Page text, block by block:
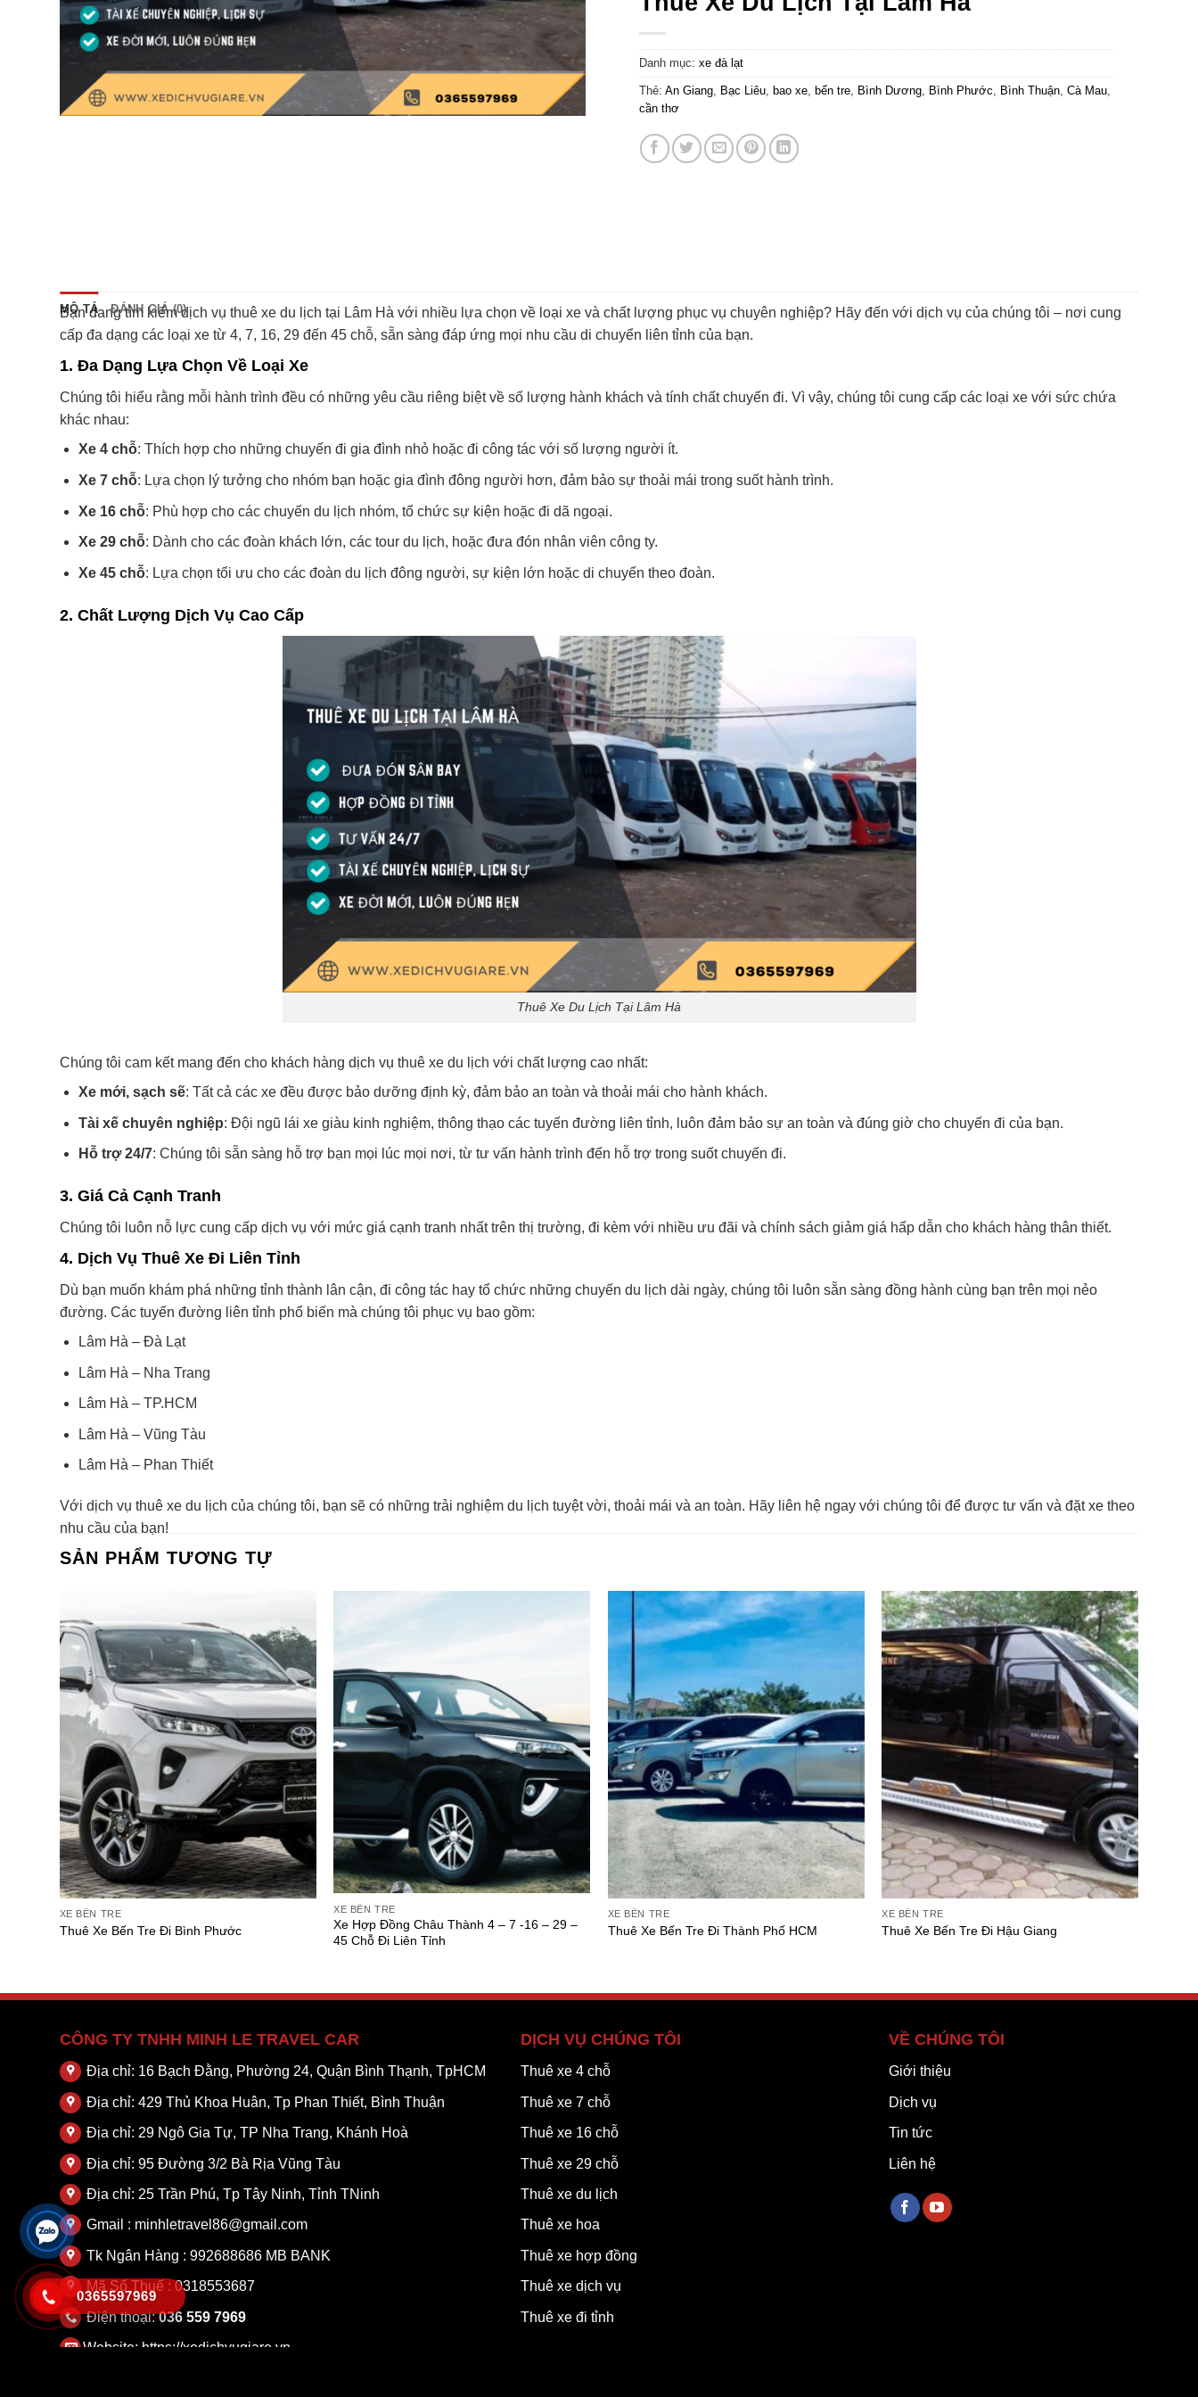
Danh mục: xe đà lạt
Thẻ: An Giang, Bạc Liêu, bao xe, bến tre, Bình Dương, Bình Phước Bình Thuận, Cà Mau,
cần thơ
MÔ TẢ ĐÁNH GIÁ (0)
Bạn đang tìm kiếm dịch vụ thuê xe du lịch tại Lâm Hà với nhiều lựa chọn về loại xe và chất lượng phục vụ chuyên nghiệp? Hãy đến với dịch vụ của chúng tôi – nơi cung
cấp đa dạng các loại xe từ 4, 7, 16, 29 đến 45 chỗ, sẵn sàng đáp ứng mọi nhu cầu di chuyển liên tỉnh của bạn.
1. Đa Dạng Lựa Chọn Về Loại Xe
Chúng tôi hiểu rằng mỗi hành trình đều có những yêu cầu riêng biệt về số lượng hành khách và tính chất chuyến đi. Vì vậy, chúng tôi cung cấp các loại xe với sức chứa
khác nhau:
Xe 4 chỗ: Thích hợp cho những chuyến đi gia đình nhỏ hoặc đi công tác với số lượng người ít.
Xe 7 chỗ: Lựa chọn lý tưởng cho nhóm bạn hoặc gia đình đông người hơn, đảm bảo sự thoải mái trong suốt hành trình.
Xe 16 chỗ: Phù hợp cho các chuyến du lịch nhóm, tổ chức sự kiện hoặc đi dã ngoại.
Xe 29 chỗ: Dành cho các đoàn khách lớn, các tour du lịch, hoặc đưa đón nhân viên công ty.
Xe 45 chỗ: Lựa chọn tối ưu cho các đoàn du lịch đông người, sự kiện lớn hoặc di chuyển theo đoàn.
2. Chất Lượng Dịch Vụ Cao Cấp
Thuê Xe Du Lịch Tại Lâm Hà
Chúng tôi cam kết mang đến cho khách hàng dịch vụ thuê xe du lịch với chất lượng cao nhất:
Xe mới, sạch sẽ: Tất cả các xe đều được bảo dưỡng định kỳ, đảm bảo an toàn và thoải mái cho hành khách.
Tài xế chuyên nghiệp: Đội ngũ lái xe giàu kinh nghiệm, thông thạo các tuyến đường liên tỉnh, luôn đảm bảo sự an toàn và đúng giờ cho chuyến đi của bạn.
Hỗ trợ 24/7: Chúng tôi sẵn sàng hỗ trợ bạn mọi lúc mọi nơi, từ tư vấn hành trình đến hỗ trợ trong suốt chuyến đi.
3. Giá Cả Cạnh Tranh
Chúng tôi luôn nỗ lực cung cấp dịch vụ với mức giá cạnh tranh nhất trên thị trường, đi kèm với nhiều ưu đãi và chính sách giảm giá hấp dẫn cho khách hàng thân thiết.
4. Dịch Vụ Thuê Xe Đi Liên Tỉnh
Dù bạn muốn khám phá những tỉnh thành lân cận, đi công tác hay tổ chức những chuyến du lịch dài ngày, chúng tôi luôn sẵn sàng đồng hành cùng bạn trên mọi nẻo
đường. Các tuyến đường liên tỉnh phổ biến mà chúng tôi phục vụ bao gồm:
Lâm Hà – Đà Lạt
Lâm Hà – Nha Trang
Lâm Hà – TP.HCM
Lâm Hà – Vũng Tàu
Lâm Hà – Phan Thiết
Với dịch vụ thuê xe du lịch của chúng tôi, bạn sẽ có những trải nghiệm du lịch tuyệt vời, thoải mái và an toàn. Hãy liên hệ ngay với chúng tôi để được tư vấn và đặt xe theo
nhu cầu của bạn!
SẢN PHẨM TƯƠNG TỰ
XE BẾN TRE
Thuê Xe Bến Tre Đi Bình Phước
XE BẾN TRE
Xe Hợp Đồng Châu Thành 4 – 7 -16 – 29 –
45 Chỗ Đi Liên Tỉnh
XE BẾN TRE
Thuê Xe Bến Tre Đi Thành Phố HCM
XE BẾN TRE
Thuê Xe Bến Tre Đi Hậu Giang
CÔNG TY TNHH MINH LE TRAVEL CAR
Địa chỉ: 16 Bạch Đằng, Phường 24, Quận Bình Thạnh, TpHCM
Địa chỉ: 429 Thủ Khoa Huân, Tp Phan Thiết, Bình Thuận
Địa chỉ: 29 Ngô Gia Tự, TP Nha Trang, Khánh Hoà
Địa chỉ: 95 Đường 3/2 Bà Rịa Vũng Tàu
Địa chỉ: 25 Trần Phú, Tp Tây Ninh, Tỉnh TNinh
Gmail : minhletravel86@gmail.com
Tk Ngân Hàng : 992688686 MB BANK
Mã Số Thuế : 0318553687
Điện thoại:036 559 7969
Website: https://xedichvugiare.vn
DỊCH VỤ CHÚNG TÔI
Thuê xe 4 chỗ
Thuê xe 7 chỗ
Thuê xe 16 chỗ
Thuê xe 29 chỗ
Thuê xe du lịch
Thuê xe hoa
Thuê xe hợp đồng
Thuê xe dịch vụ
Thuê xe đi tỉnh
VỀ CHÚNG TÔI
Giới thiệu
Dịch vụ
Tin tức
Liên hệ
0365597969